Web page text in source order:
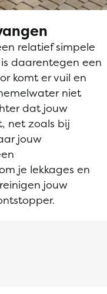
relatief simpele
daarentegen een
komt er vuil en
niet
dat jouw
net zoals bij
jouw
je lekkages en
jouw